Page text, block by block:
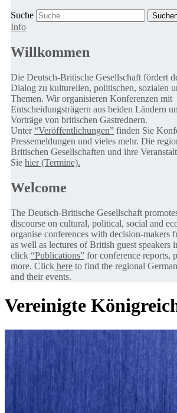
Suche
Info
Willkommen
Die Deutsch-Britische Gesellschaft fördert
Dialog zu kulturellen, politischen, sozialen
Themen. Wir organisieren Konferenzen mit
Entscheidungsträgern aus beiden Ländern
Vorträge von britischen Gastrednern.
Unter“Veröffentlichungen” finden Sie
Pressemeldungen und vieles mehr. Die
Britischen Gesellschaften und ihre
Sie hier (Termine).
Welcome
The Deutsch-Britische Gesellschaft
discourse on cultural, political, social and
organise conferences with decision-makers
as well as lectures of British guest speakers
click “Publications” for conference reports,
more. Click here to find the regional
and their events.
Vereinigte